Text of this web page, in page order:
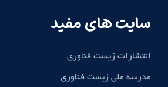
سایت های مفید
انتشارات زیست فناوری
مدرسه ملی زیست فناوری